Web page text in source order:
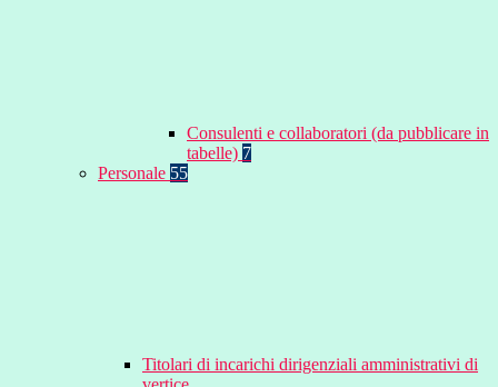
Consulenti e collaboratori (da pubblicare in
tabelle) 7
Personale 55
Titolari di incarichi dirigenziali amministrativi di